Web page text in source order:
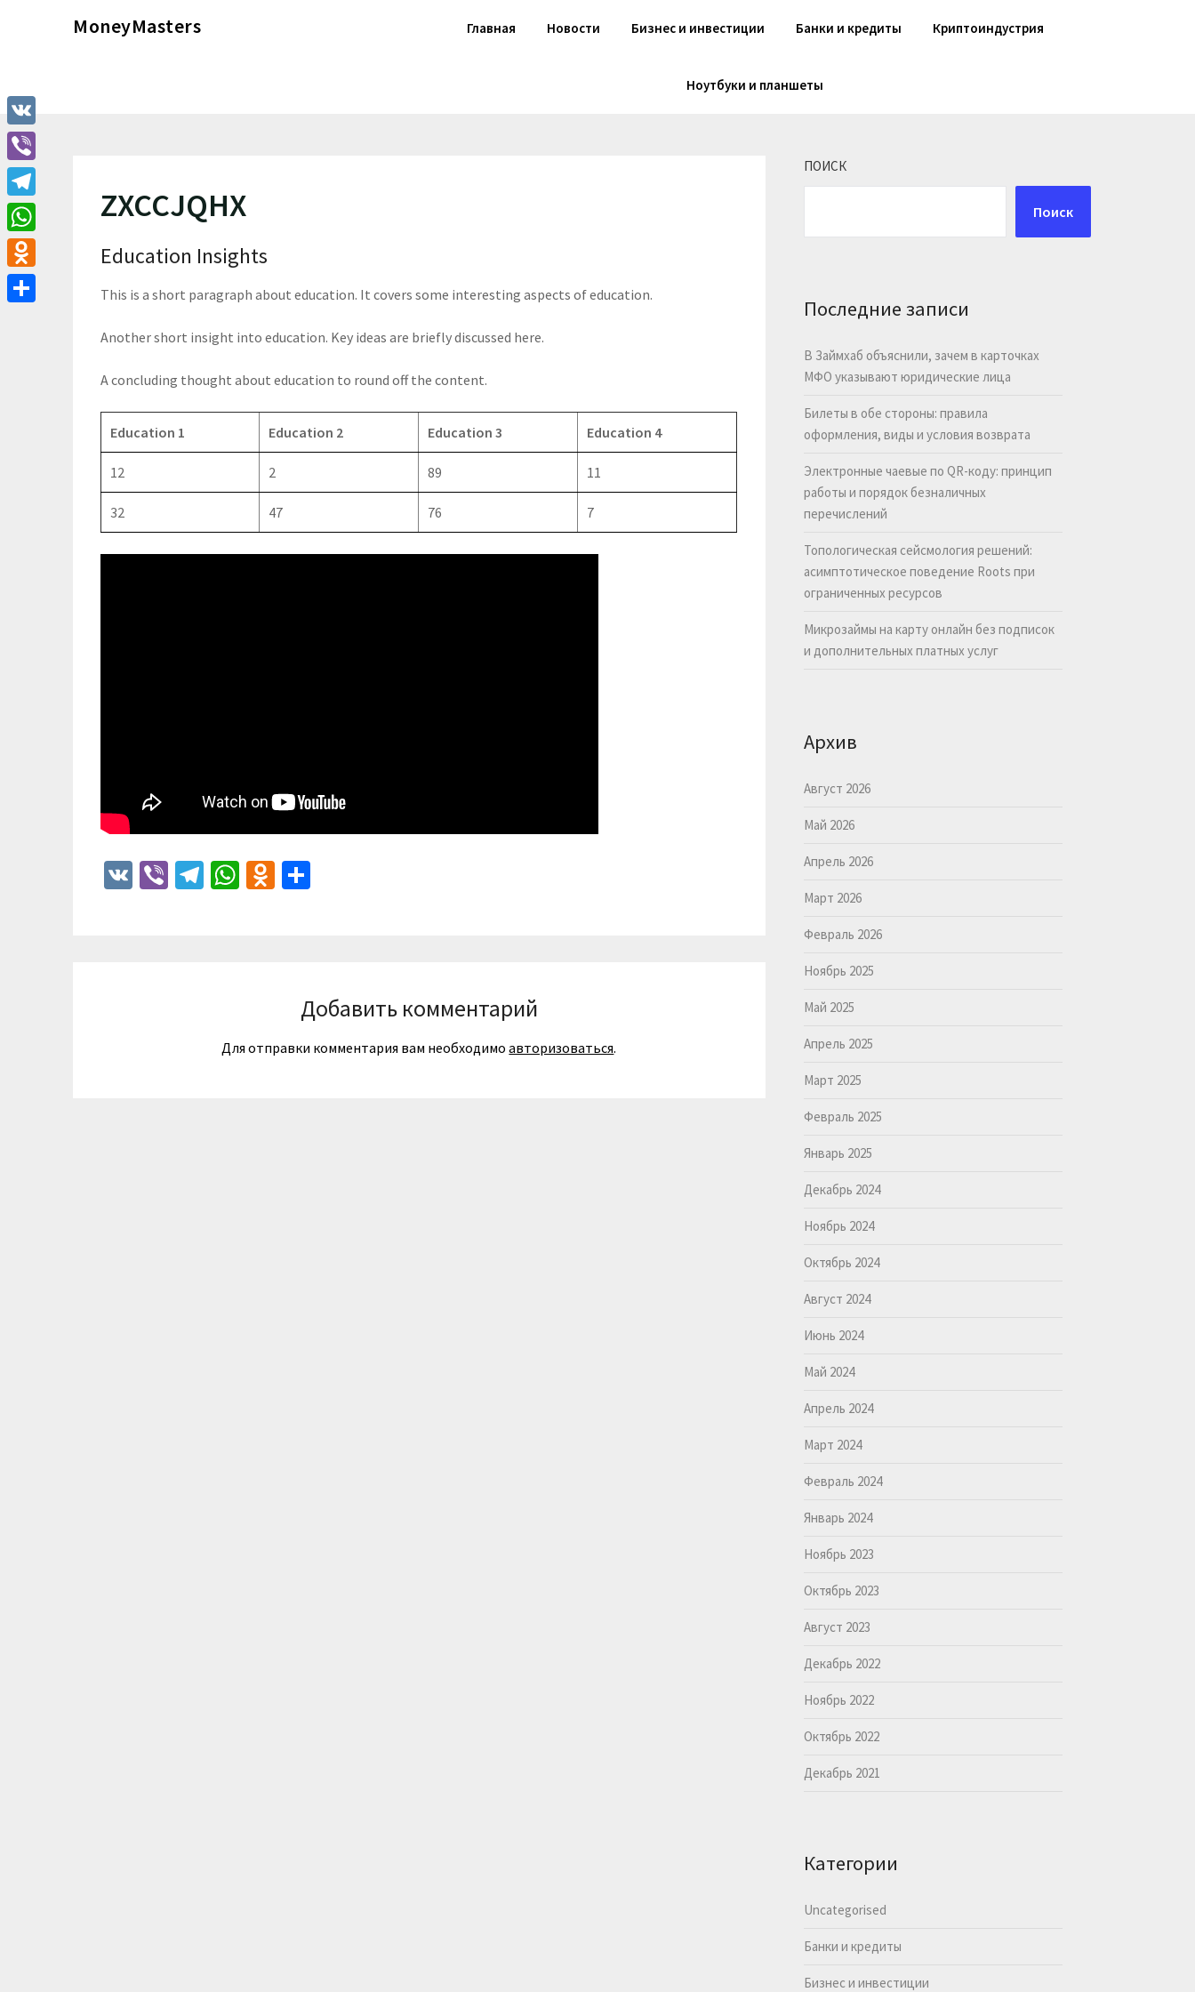
MoneyMasters Главная Новости Бизнес и инвестиции Банки и кредиты Криптоиндустрия
Ноутбуки и планшеты
ZXCCJQHX
Education Insights
This is a short paragraph about education. It covers some interesting aspects of education.
Another short insight into education. Key ideas are briefly discussed here.
A concluding thought about education to round off the content.
Education 1 Education 2 Education 3 Education 4
12 2 89 11
32 47 76 7
VK ViberTelegram
WhatsApp
Odnoklassniki
Добавить комментарий
Для отправки комментария вам необходимоавторизоваться.
ПОИСК
Поиск
Последние записи
В Займхаб объяснили, зачем в карточках
МФО указывают юридические лица
Билеты в обе стороны: правила
оформления, виды и условия возврата
Электронные чаевые по QR-коду: принцип
работы и порядок безналичных
перечислений
Топологическая сейсмология решений:
асимптотическое поведение Roots при
ограниченных ресурсов
Микрозаймы на карту онлайн без подписок
и дополнительных платных услуг
Архив
Август 2026
Май 2026
Апрель 2026
Март 2026
Февраль 2026
Ноябрь 2025
Май 2025
Апрель 2025
Март 2025
Февраль 2025
Январь 2025
Декабрь 2024
Ноябрь 2024
Октябрь 2024
Август 2024
Июнь 2024
Май 2024
Апрель 2024
Март 2024
Февраль 2024
Январь 2024
Ноябрь 2023
Октябрь 2023
Август 2023
Декабрь 2022
Ноябрь 2022
Октябрь 2022
Декабрь 2021
Категории
Uncategorised
Банки и кредиты
Бизнес и инвестиции
VK
Viber
Telegram
WhatsApp
Odnoklassniki